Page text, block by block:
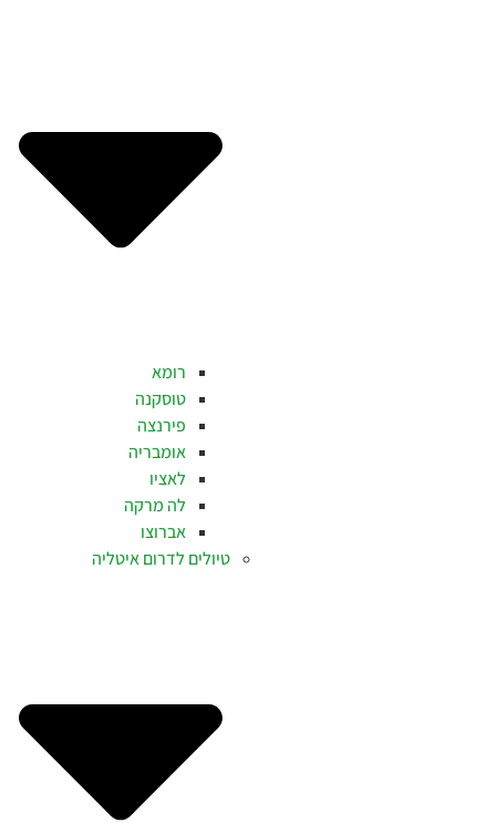
רומא
טוסקנה
פירנצה
אומבריה
לאציו
לה מרקה
אברוצו
טיולים לדרום איטליה